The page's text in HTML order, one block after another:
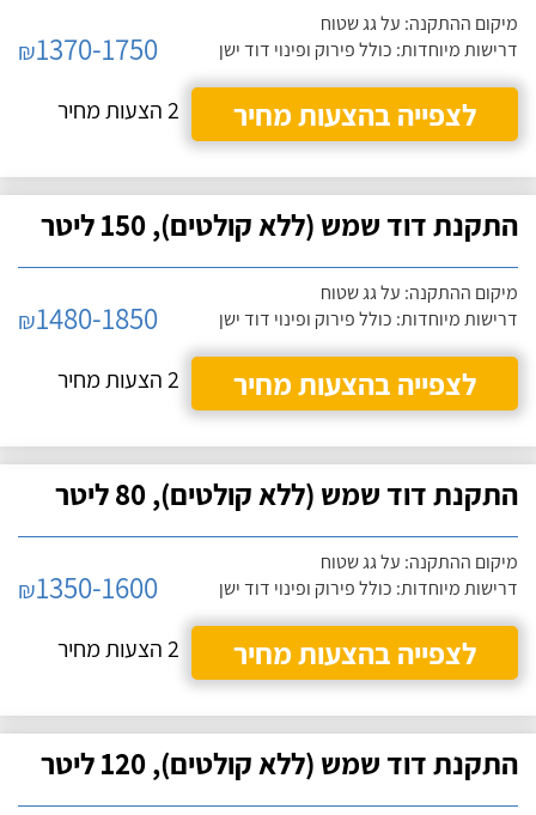
מיקום ההתקנה: על גג שטוח
דרישות מיוחדות: כולל פירוק ופינוי דוד ישן
₪1370-1750
לצפייה בהצעות מחיר
2 הצעות מחיר
התקנת דוד שמש (ללא קולטים), 150 ליטר
מיקום ההתקנה: על גג שטוח
דרישות מיוחדות: כולל פירוק ופינוי דוד ישן
₪1480-1850
לצפייה בהצעות מחיר
2 הצעות מחיר
התקנת דוד שמש (ללא קולטים), 80 ליטר
מיקום ההתקנה: על גג שטוח
דרישות מיוחדות: כולל פירוק ופינוי דוד ישן
₪1350-1600
לצפייה בהצעות מחיר
2 הצעות מחיר
התקנת דוד שמש (ללא קולטים), 120 ליטר